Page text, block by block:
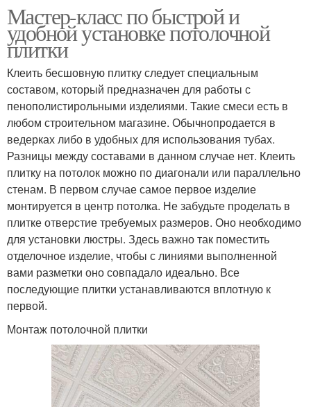
Мастер-класс по быстрой и
удобной установке потолочной
плитки
Клеить бесшовную плитку следует специальным
составом, который предназначен для работы с
пенополистирольными изделиями. Такие смеси есть в
любом строительном магазине. Обычнопродается в
ведерках либо в удобных для использования тубах.
Разницы между составами в данном случае нет. Клеить
плитку на потолок можно по диагонали или параллельно
стенам. В первом случае самое первое изделие
монтируется в центр потолка. Не забудьте проделать в
плитке отверстие требуемых размеров. Оно необходимо
для установки люстры. Здесь важно так поместить
отделочное изделие, чтобы с линиями выполненной
вами разметки оно совпадало идеально. Все
последующие плитки устанавливаются вплотную к
первой.
Монтаж потолочной плитки